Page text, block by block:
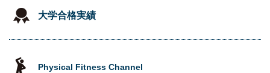
大学合格実績
Physical Fitness Channel